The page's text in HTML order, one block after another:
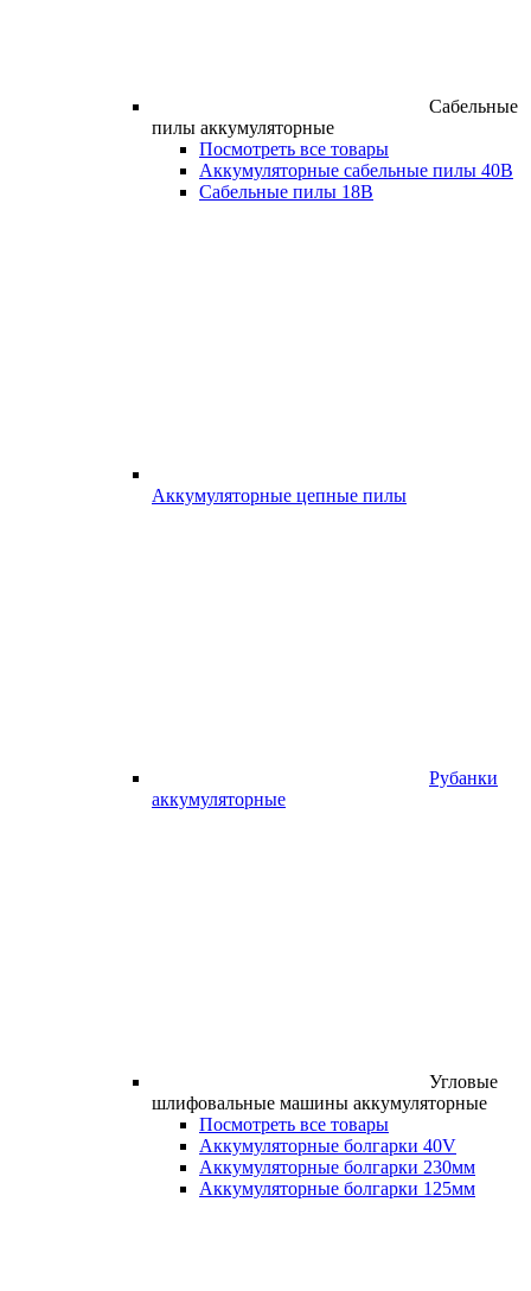
Сабельные
пилы аккумуляторные
Посмотреть все товары
Аккумуляторные сабельные пилы 40В
Сабельные пилы 18В
Аккумуляторные цепные пилы
Рубанки
аккумуляторные
Угловые
шлифовальные машины аккумуляторные
Посмотреть все товары
Аккумуляторные болгарки 40V
Аккумуляторные болгарки 230мм
Аккумуляторные болгарки 125мм